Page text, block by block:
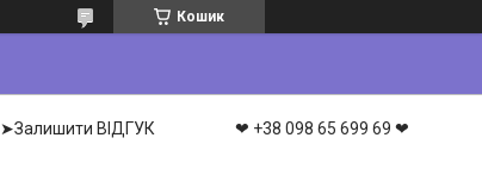
Кошик
➤Залишити ВІДГУК ❤ +38 098 65 699 69 ❤